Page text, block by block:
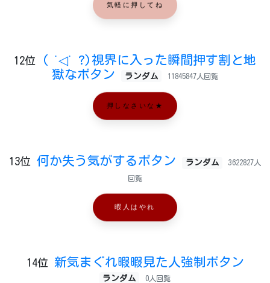
気軽に押してね
12位
( ˙◁˙ ?)視界に入った瞬間押す割と地
獄なボタン
ランダム 11845847人回覧
押しなさいな★
13位 何か失う気がするボタン ランダム 3622827人
回覧
暇人はやれ
14位 新気まぐれ暇暇見た人強制ボタン
ランダム 0人回覧